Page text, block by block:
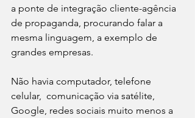
a ponte de integração cliente-agência
de propaganda, procurando falar a
mesma linguagem, a exemplo de
grandes empresas.
Não havia computador, telefone
celular,  comunicação via satélite,
Google, redes sociais muito menos a